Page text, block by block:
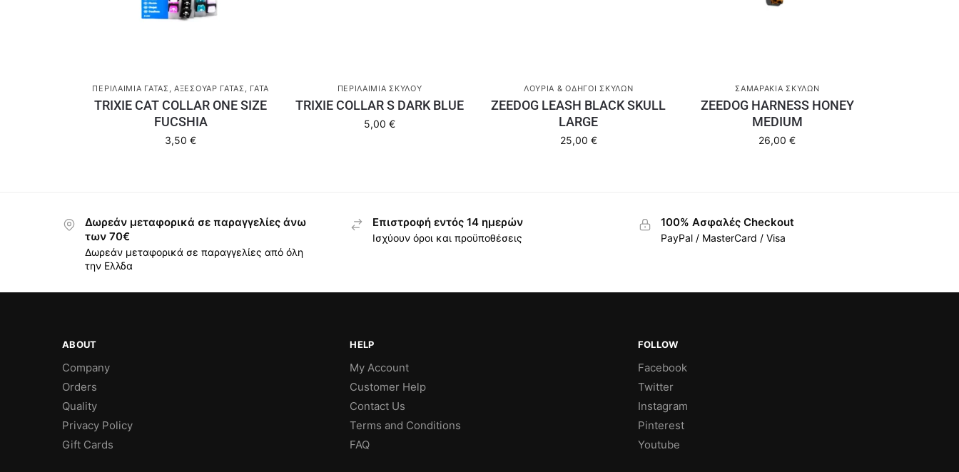
ΠΕΡΙΛΑΊΜΙΑ ΓΆΤΑΣ,ΑΞΕΣΟΥΆΡ ΓΆΤΑΣ, ΓΆΤΑ
TRIXIE CAT COLLAR ONE SIZE
FUCSHIA
3,50€
ΠΕΡΙΛΑΊΜΙΑ ΣΚΎΛΟΥ
TRIXIE COLLAR S DARK BLUE
5,00 €
ΛΟΥΡΙΆ & ΟΔΗΓΟΊ ΣΚΎΛΩΝ
ZEEDOG LEASH BLACK SKULL
LARGE
25,00 €
ΣΑΜΑΡΆΚΙΑ ΣΚΎΛΩΝ
ZEEDOG HARNESS HONEY
MEDIUM
26,00€
Δωρεάν μεταφορικά σε παραγγελίες άνω
των 70€
Δωρεάν μεταφορικά σε παραγγελίες από όλη
την Ελλδα
Επιστροφή εντός 14 ημερών
Ισχύουν όροι και προϋποθέσεις
100% Ασφαλές Checkout
PayPal / MasterCard / Visa
ABOUT
Company
Orders
Quality
Privacy Policy
Gift Cards
HELP
My Account
Customer Help
Contact Us
Terms and Conditions
FAQ
FOLLOW
Facebook
Twitter
Instagram
Pinterest
Youtube